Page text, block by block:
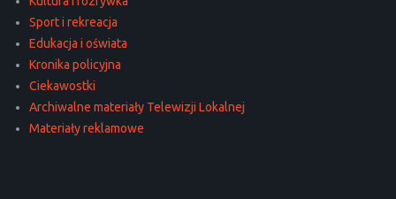
Sport i rekreacja
Edukacja i oświata
Kronika policyjna
Ciekawostki
Archiwalne materiały Telewizji Lokalnej
Materiały reklamowe